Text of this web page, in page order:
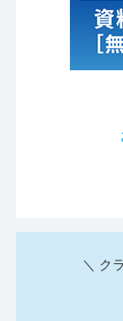
＼ ク